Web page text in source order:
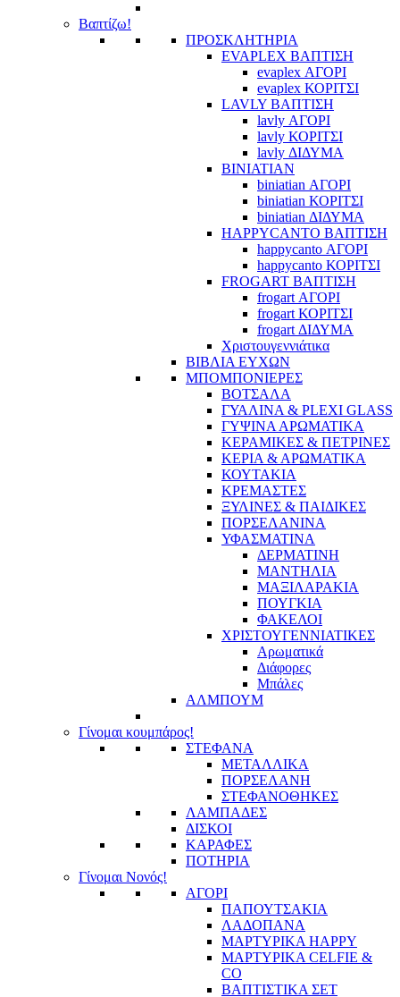
Βαπτίζω!
ΠΡΟΣΚΛΗΤΗΡΙΑ
EVAPLEX ΒΑΠΤΙΣΗ
evaplex ΑΓΟΡΙ
evaplex ΚΟΡΙΤΣΙ
LAVLY ΒΑΠΤΙΣΗ
lavly ΑΓΟΡΙ
lavly ΚΟΡΙΤΣΙ
lavly ΔΙΔΥΜΑ
BINIATIAN
biniatian ΑΓΟΡΙ
biniatian ΚΟΡΙΤΣΙ
biniatian ΔΙΔΥΜΑ
HAPPYCANTO ΒΑΠΤΙΣΗ
happycanto ΑΓΟΡΙ
happycanto ΚΟΡΙΤΣΙ
FROGART ΒΑΠΤΙΣΗ
frogart ΑΓΟΡΙ
frogart ΚΟΡΙΤΣΙ
frogart ΔΙΔΥΜΑ
Χριστουγεννιάτικα
ΒΙΒΛΙΑ ΕΥΧΩΝ
ΜΠΟΜΠΟΝΙΕΡΕΣ
ΒΟΤΣΑΛΑ
ΓΥΑΛΙΝΑ & PLEXI GLASS
ΓΥΨΙΝΑ ΑΡΩΜΑΤΙΚΑ
ΚΕΡΑΜΙΚΕΣ & ΠΕΤΡΙΝΕΣ
ΚΕΡΙΑ & ΑΡΩΜΑΤΙΚΑ
ΚΟΥΤΑΚΙΑ
ΚΡΕΜΑΣΤΕΣ
ΞΥΛΙΝΕΣ & ΠΑΙΔΙΚΕΣ
ΠΟΡΣΕΛΑΝΙΝΑ
ΥΦΑΣΜΑΤΙΝA
ΔΕΡΜΑΤΙΝΗ
ΜΑΝΤΗΛΙΑ
ΜΑΞΙΛΑΡΑΚΙΑ
ΠΟΥΓΚΙΑ
ΦΑΚΕΛΟΙ
ΧΡΙΣΤΟΥΓΕΝΝΙΑΤΙΚΕΣ
Αρωματικά
Διάφορες
Μπάλες
ΑΛΜΠΟΥΜ
Γίνομαι κουμπάρος!
ΣΤΕΦΑΝΑ
ΜΕΤΑΛΛΙΚΑ
ΠΟΡΣΕΛΑΝΗ
ΣΤΕΦΑΝΟΘΗΚΕΣ
ΛΑΜΠΑΔΕΣ
ΔΙΣΚΟΙ
ΚΑΡΑΦΕΣ
ΠΟΤΗΡΙΑ
Γίνομαι Νονός!
ΑΓΟΡΙ
ΠΑΠΟΥΤΣΑΚΙΑ
ΛΑΔΟΠΑΝΑ
ΜΑΡΤΥΡΙΚΑ HAPPY
ΜΑΡΤΥΡΙΚΑ CELFIE &
CO
ΒΑΠΤΙΣΤΙΚΑ ΣΕΤ